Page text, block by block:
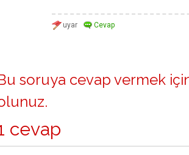
soruya cevap vermek
.
cevap